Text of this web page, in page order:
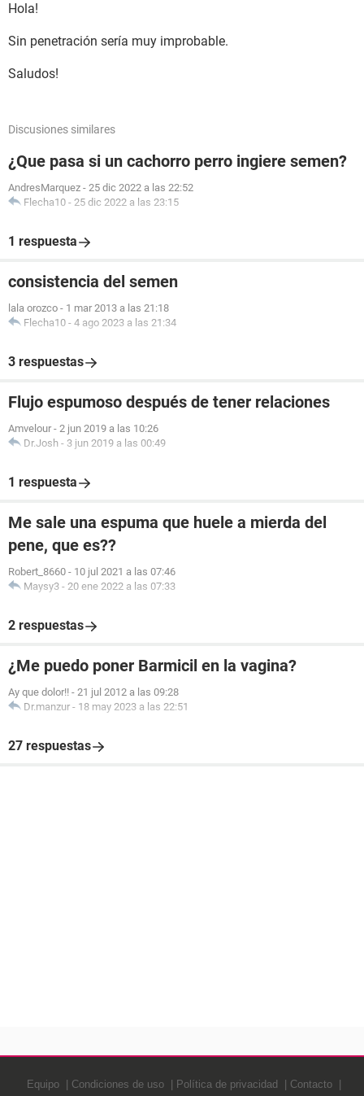
Hola!
Sin penetración sería muy improbable.
Saludos!
Discusiones similares
¿Que pasa si un cachorro perro ingiere semen?
AndresMarquez - 25 dic 2022 a las 22:52
Flecha10 - 25 dic 2022 a las 23:15
1 respuesta
consistencia del semen
lala orozco - 1 mar 2013 a las 21:18
Flecha10 - 4 ago 2023 a las 21:34
3 respuestas
Flujo espumoso después de tener relaciones
Amvelour - 2 jun 2019 a las 10:26
Dr.Josh - 3 jun 2019 a las 00:49
1 respuesta
Me sale una espuma que huele a mierda del
pene, que es??
Robert_8660 - 10 jul 2021 a las 07:46
Maysy3 - 20 ene 2022 a las 07:33
2 respuestas
¿Me puedo poner Barmicil en la vagina?
Ay que dolor!! - 21 jul 2012 a las 09:28
Dr.manzur - 18 may 2023 a las 22:51
27 respuestas
Equipo Condiciones de uso Política de privacidad Contacto